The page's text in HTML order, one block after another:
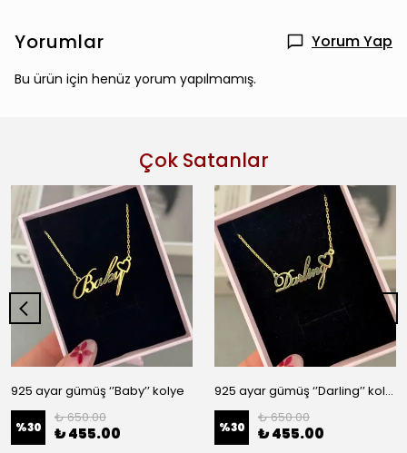
Yorumlar Yorum Yap
Bu ürün için henüz yorum yapılmamış.
Çok Satanlar
925 ayar gümüş ‘’Baby’’ kolye
%30
₺ 650.00
₺ 455.00
925 ayar gümüş ‘’Darling’’ kolye
%30
₺ 650.00
₺ 455.00